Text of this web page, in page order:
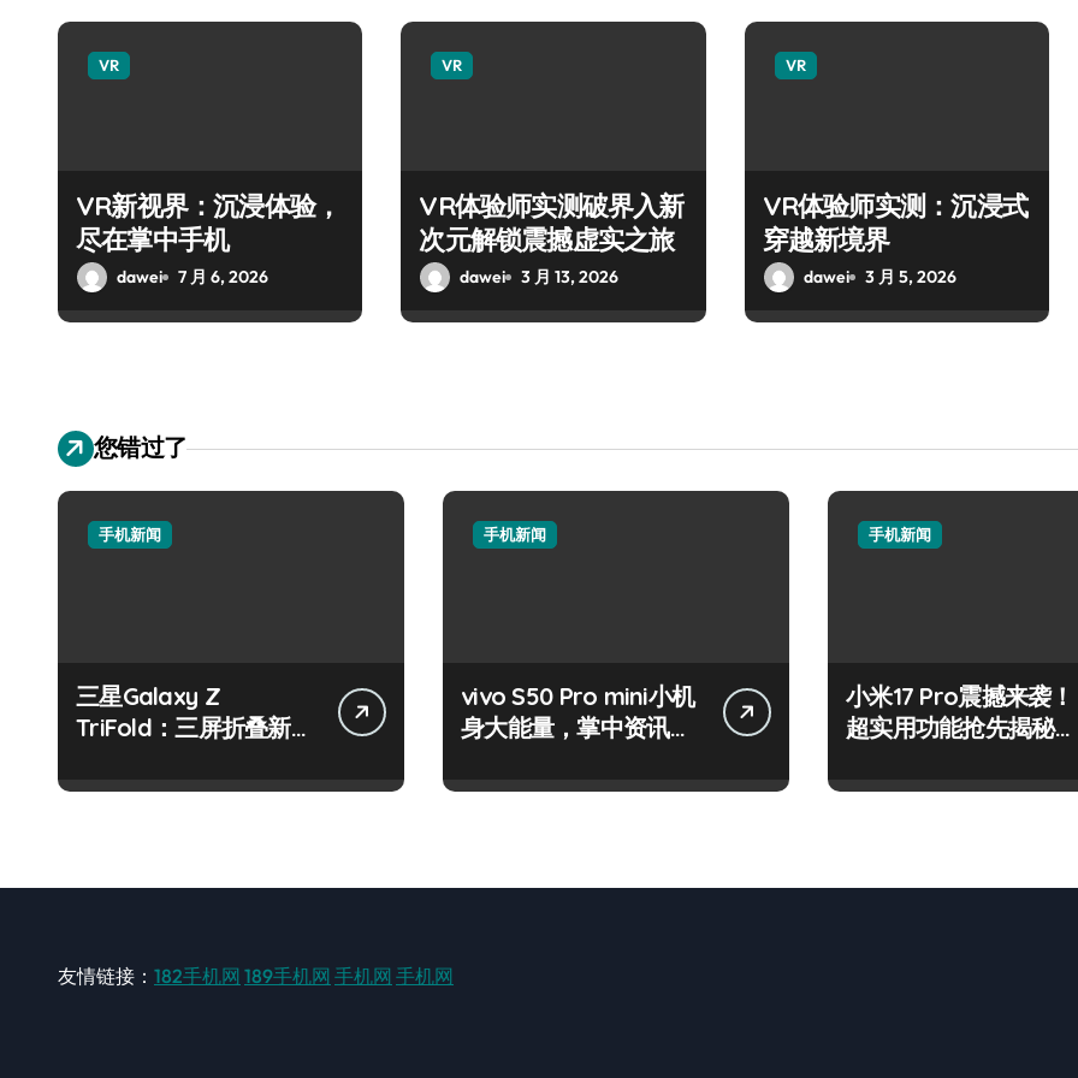
VR
VR新视界：沉浸体验，
尽在掌中手机
dawei 7 月 6, 2026
VR
VR体验师实测破界入新
次元解锁震撼虚实之旅
dawei 3 月 13, 2026
VR
VR体验师实测：沉浸式
穿越新境界
dawei 3 月 5, 2026
您错过了
手机新闻
三星Galaxy Z
TriFold：三屏折叠新境
手机新闻
vivo S50 Pro mini小机
身大能量，掌中资讯一
手机新闻
小米17 Pro震撼来袭！
超实用功能抢先揭秘，
友情链接： 182手机网 189手机网 手机网 手机网